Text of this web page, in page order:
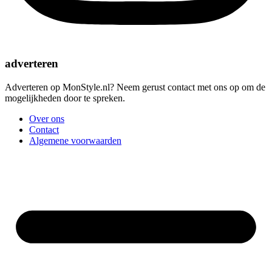
adverteren
Adverteren op MonStyle.nl? Neem gerust contact met ons op om de
mogelijkheden door te spreken.
Over ons
Contact
Algemene voorwaarden